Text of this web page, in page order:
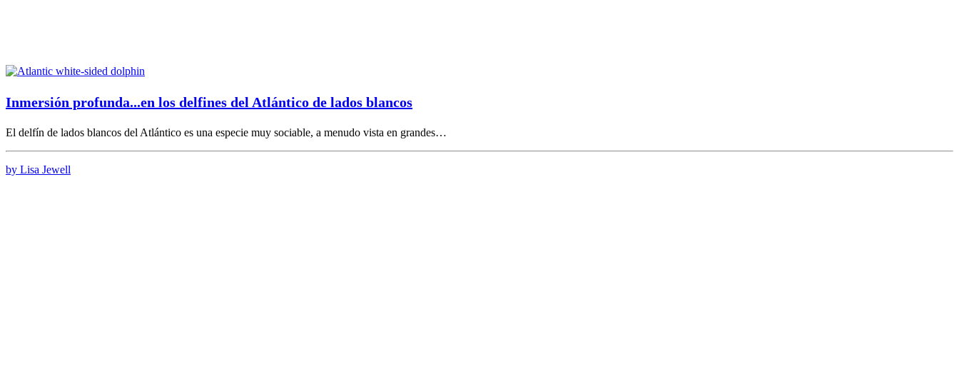
Inmersión profunda...en los delfines del Atlántico de lados blancos
El delfín de lados blancos del Atlántico es una especie muy sociable, a menudo vista en grandes…
by Lisa Jewell